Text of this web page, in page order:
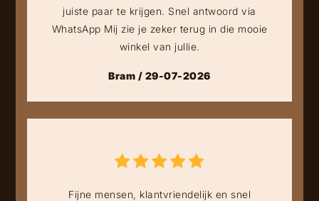
juiste paar te krijgen. Snel antwoord via
WhatsApp Mij zie je zeker terug in die mooie
winkel van jullie.
Bram / 29-07-2026
Fijne mensen, klantvriendelijk en snel